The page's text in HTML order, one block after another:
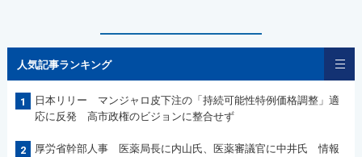
人気記事ランキング
1
日本リリー マンジャロ皮下注の「持続可能性特例価格調整」適
応に反発 高市政権のビジョンに整合せず
2
厚労省幹部人事 医薬局長に内山氏、医薬審議官に中井氏 情報